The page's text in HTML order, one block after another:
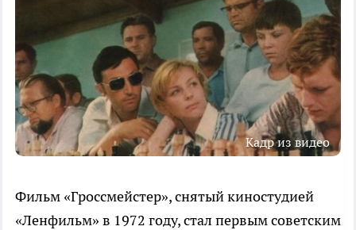
Кадр из видео
Фильм «Гроссмейстер», снятый киностудией
«Ленфильм» в 1972 году, стал первым советским